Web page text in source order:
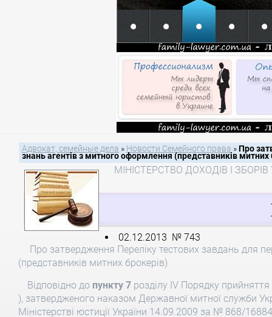
Адвокат, семейные дела » Новости Семейного права » Про
знань агентів з митного оформлення (представників митних
МІНІСТЕРСТВО ДОХОДІВ І ЗБОРІВ
02.12.2013 № 743
Про затвердження Переліку тестових завдань для
(представників митних брокерів)
Відповідно до пункту 7розділу ІV Порядку
), затвердженого наказом Державної митної служби
Міністерстві юстиції України 14.09.2009 за № 868/